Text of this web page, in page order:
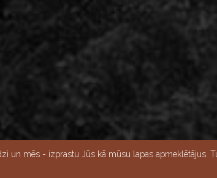
Skatīt lielāku karti
- slēgts
un mēs - izprastu Jūs kā mūsu lapas apmeklētājus.